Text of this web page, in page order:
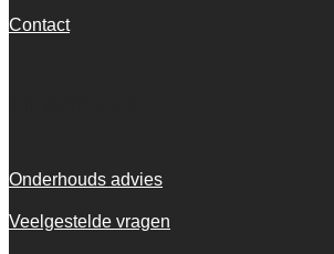
Contact
Onderhouds advies
Veelgestelde vragen